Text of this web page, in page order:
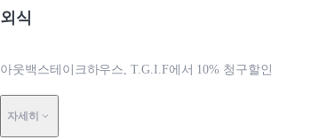
외식
아웃백스테이크하우스, T.G.I.F에서 10% 청구할인
자세히